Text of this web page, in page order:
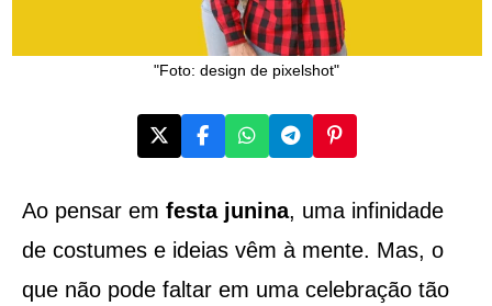
"Foto: design de pixelshot"
Ao pensar em festa junina, uma infinidade
de costumes e ideias vêm à mente. Mas, o
que não pode faltar em uma celebração tão